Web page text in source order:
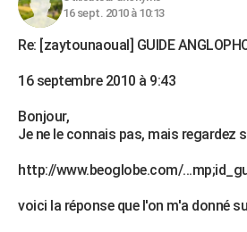
16 sept. 2010 à 10:13
Re: [zaytounaoual] GUIDE
16 septembre 2010 à 9:43
Bonjour,
Je ne le connais pas, mais regardez
http://www.beoglobe.com/
voici la réponse que l'on m'a donné